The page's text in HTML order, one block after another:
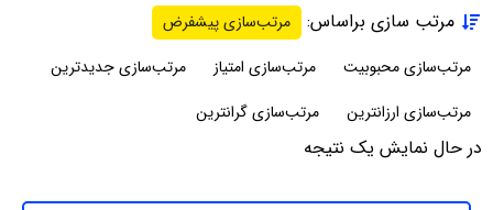
در حال نمایش یک نتیجه
مرتب سازی براساس:
مرتب‌سازی پیشفرض
مرتب‌سازی محبوبیت
مرتب‌سازی امتیاز
مرتب‌سازی جدیدترین
مرتب‌سازی ارزانترین
مرتب‌سازی گرانترین